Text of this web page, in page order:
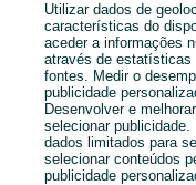
Utilizar dados de
características do
aceder a informações
através de estatísticas
fontes. Medir o
publicidade
Desenvolver e
selecionar
dados limitados para
selecionar conteúdos
publicidade